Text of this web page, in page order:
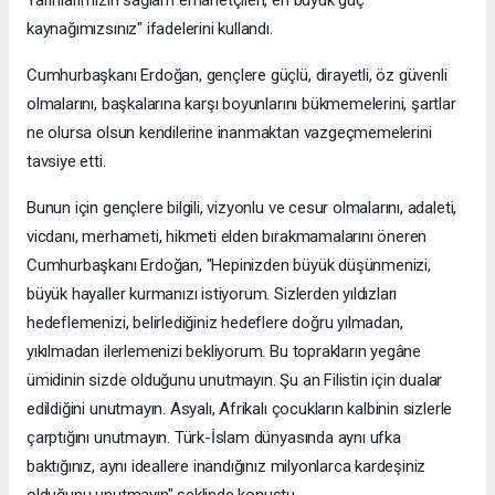
kaynağımızsınız" ifadelerini kullandı.
Cumhurbaşkanı Erdoğan, gençlere güçlü, dirayetli, öz güvenli
olmalarını, başkalarına karşı boyunlarını bükmemelerini, şartlar
ne olursa olsun kendilerine inanmaktan vazgeçmemelerini
tavsiye etti.
Bunun için gençlere bilgili, vizyonlu ve cesur olmalarını, adaleti,
vicdanı, merhameti, hikmeti elden bırakmamalarını öneren
Cumhurbaşkanı Erdoğan, "Hepinizden büyük düşünmenizi,
büyük hayaller kurmanızı istiyorum. Sizlerden yıldızları
hedeflemenizi, belirlediğiniz hedeflere doğru yılmadan,
yıkılmadan ilerlemenizi bekliyorum. Bu toprakların yegâne
ümidinin sizde olduğunu unutmayın. Şu an Filistin için dualar
edildiğini unutmayın. Asyalı, Afrikalı çocukların kalbinin sizlerle
çarptığını unutmayın. Türk-İslam dünyasında aynı ufka
baktığınız, aynı ideallere inandığınız milyonlarca kardeşiniz